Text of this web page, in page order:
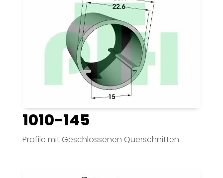
1010-145
Profile mit Geschlossenen Querschnitten